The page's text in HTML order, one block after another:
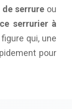
de serrure ou
serrurier à
qui, une
pour